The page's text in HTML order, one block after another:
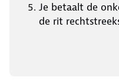
Je betaalt de
de rit